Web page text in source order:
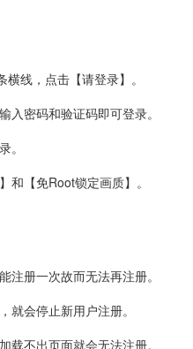
线，点击【请登录】。
入密码和验证码即可登录。
。
和【免Root锁定画质】。
注册一次故而无法再注册。
就会停止新用户注册。
载不出页面就会无法注册。